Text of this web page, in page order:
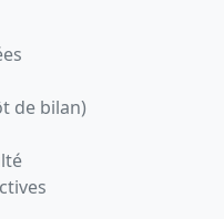
de bilan)